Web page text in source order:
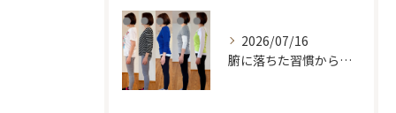
2026/07/16
腑に落ちた習慣から変わる